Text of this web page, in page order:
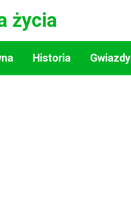
życia
Historia Gwiazdy